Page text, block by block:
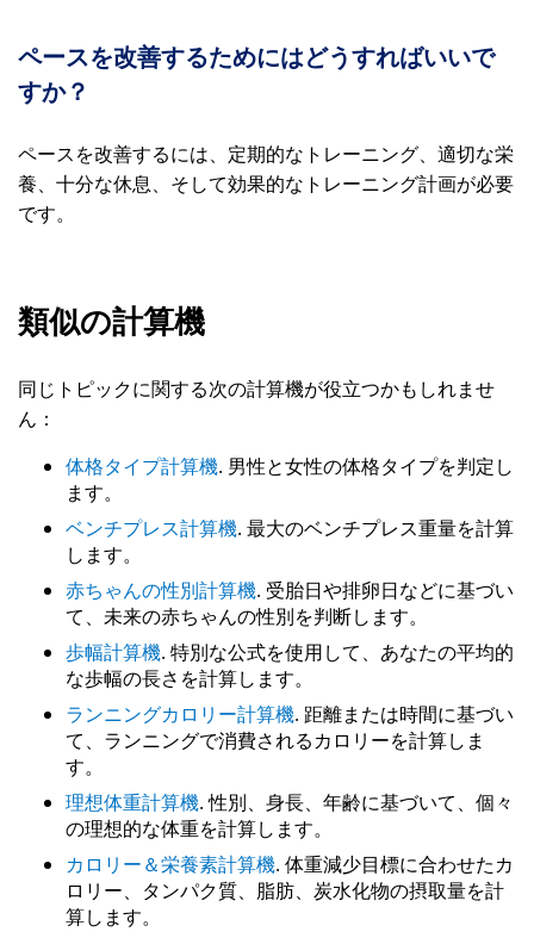
ペースを改善するためにはどうすればいいで
すか？
ペースを改善するには、定期的なトレーニング、適切な栄
養、十分な休息、そして効果的なトレーニング計画が必要
です。
類似の計算機
同じトピックに関する次の計算機が役立つかもしれませ
ん：
体格タイプ計算機. 男性と女性の体格タイプを判定し
ます。
ベンチプレス計算機. 最大のベンチプレス重量を計算
します。
赤ちゃんの性別計算機. 受胎日や排卵日などに基づい
て、未来の赤ちゃんの性別を判断します。
歩幅計算機. 特別な公式を使用して、あなたの平均的
な歩幅の長さを計算します。
ランニングカロリー計算機. 距離または時間に基づい
て、ランニングで消費されるカロリーを計算しま
す。
理想体重計算機. 性別、身長、年齢に基づいて、個々
の理想的な体重を計算します。
カロリー＆栄養素計算機. 体重減少目標に合わせたカ
ロリー、タンパク質、脂肪、炭水化物の摂取量を計
算します。